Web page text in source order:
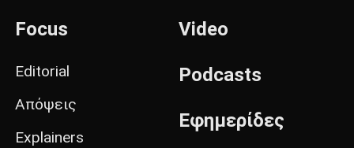
Focus
Editorial
Απόψεις
Explainers
Video
Podcasts
Εφημερίδες